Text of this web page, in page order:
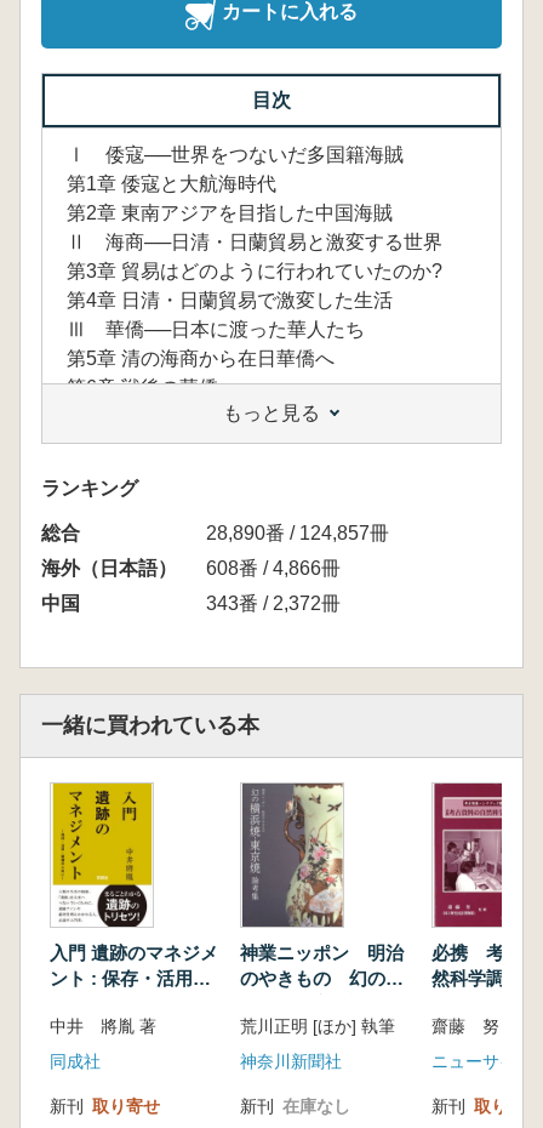
カートに入れる
目次
Ⅰ 倭寇──世界をつないだ多国籍海賊
第1章 倭寇と大航海時代
第2章 東南アジアを目指した中国海賊
Ⅱ 海商──日清・日蘭貿易と激変する世界
第3章 貿易はどのように行われていたのか?
第4章 日清・日蘭貿易で激変した生活
Ⅲ 華僑──日本に渡った華人たち
第5章 清の海商から在日華僑へ
第6章 戦後の華僑
もっと見る
ランキング
総合
28,890番 / 124,857冊
海外（日本語）
608番 / 4,866冊
中国
343番 / 2,372冊
一緒に買われている本
入門 遺跡のマネジメ
ント : 保存・活用・
中井 將胤 著
同成社
新刊 取り寄せ
神業ニッポン 明治
のやきもの 幻の横
荒川正明 [ほか] 執筆
神奈川新聞社
新刊 在庫なし
必携 考古資
然科学調査法
齋藤 努 監
ニューサイエ
新刊 取り寄せ